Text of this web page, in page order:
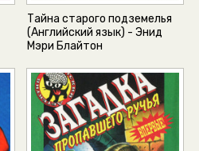
Тайна старого подземелья
(Английский язык) - Энид
Мэри Блайтон